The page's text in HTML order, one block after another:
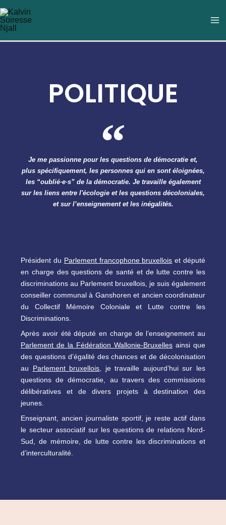
Aller
au
contenu
POLITIQUE
Je me passionne pour les questions de démocratie et,
plus spécifiquement, les personnes qui en sont éloignées,
les “oublié·e·s” de la démocratie. Je travaille également
sur les liens entre l'écologie et les questions décoloniales,
et sur l’enseignement et les inégalités.
Président du Parlement francophone bruxellois et député
en charge des questions de santé et de lutte contre les
discriminations au Parlement bruxellois, je suis également
conseiller communal à Ganshoren et ancien coordinateur
du Collectif Mémoire Coloniale et Lutte contre les
Discriminations.
Après avoir été député en charge de l’enseignement au
Parlement de la Fédération Wallonie-Bruxelles ainsi que
des questions d’égalité des chances et de décolonisation
au Parlement bruxellois , je travaille aujourd’hui sur les
questions de démocratie, au travers des commissions
délibératives et de divers projets à destination des
jeunes.
Enseignant, ancien journaliste sportif, je reste actif dans
le secteur associatif sur les questions de relations Nord-
Sud, de mémoire, de lutte contre les discriminations et
d’interculturalité.